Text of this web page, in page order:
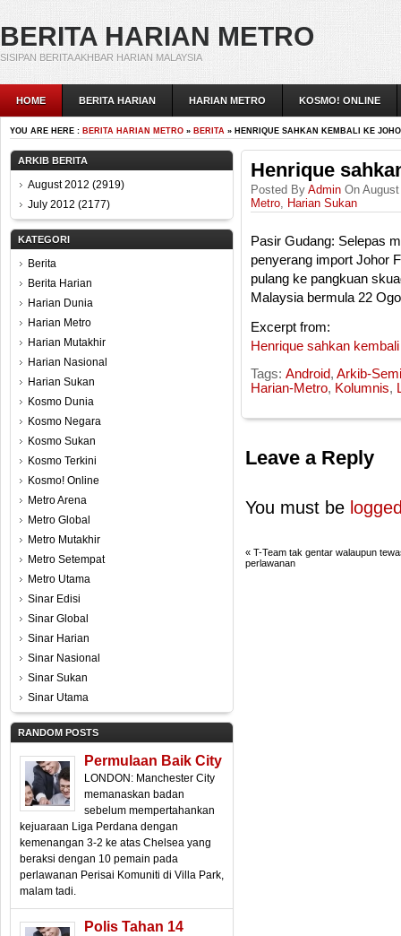
BERITA HARIAN METRO
SISIPAN BERITA AKHBAR HARIAN MALAYSIA
HOME BERITA HARIAN HARIAN METRO KOSMO! ONLINE
YOU ARE HERE : BERITA HARIAN METRO » BERITA » HENRIQUE SAHKAN KEMBALI KE
ARKIB BERITA
August 2012 (2919)
July 2012 (2177)
KATEGORI
Berita
Berita Harian
Harian Dunia
Harian Metro
Harian Mutakhir
Harian Nasional
Harian Sukan
Kosmo Dunia
Kosmo Negara
Kosmo Sukan
Kosmo Terkini
Kosmo! Online
Metro Arena
Metro Global
Metro Mutakhir
Metro Setempat
Metro Utama
Sinar Edisi
Sinar Global
Sinar Harian
Sinar Nasional
Sinar Sukan
Sinar Utama
RANDOM POSTS
Permulaan Baik City
LONDON: Manchester City
memanaskan badan
sebelum mempertahankan
kejuaraan Liga Perdana dengan
kemenangan 3-2 ke atas Chelsea yang
beraksi dengan 10 pemain pada
perlawanan Perisai Komuniti di Villa Park,
malam tadi.
Polis Tahan 14
Henrique
Posted By Admin On
Metro, Harian Sukan
Pasir Gudang: Selepas
penyerang import Johor
pulang ke pangkuan
Malaysia bermula 22
Excerpt from:
Henrique sahkan
Tags: Android, Arkib-
Harian-Metro, Kolumnis,
Leave a Reply
You must be
« T-Team tak gentar walaupun
perlawanan